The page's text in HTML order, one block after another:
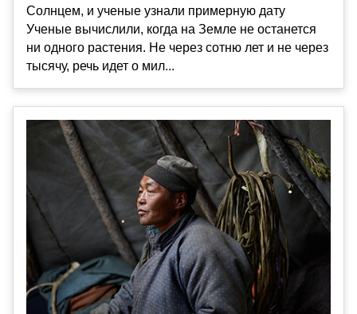
Солнцем, и ученые узнали примерную дату
Ученые вычислили, когда на Земле не останется
ни одного растения. Не через сотню лет и не через
тысячу, речь идет о мил...